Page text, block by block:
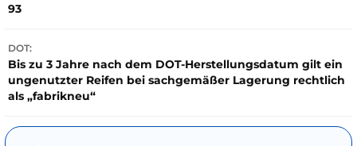
93
DOT:
Bis zu 3 Jahre nach dem DOT-Herstellungsdatum gilt ein
ungenutzter Reifen bei sachgemäßer Lagerung rechtlich
als „fabrikneu“